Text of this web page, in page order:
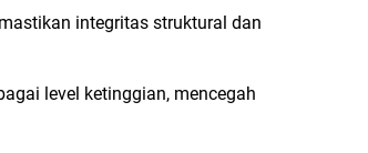
integritas struktural dan
level ketinggian, mencegah